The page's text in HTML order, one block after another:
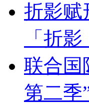
折影赋
「折
联合国
第二季